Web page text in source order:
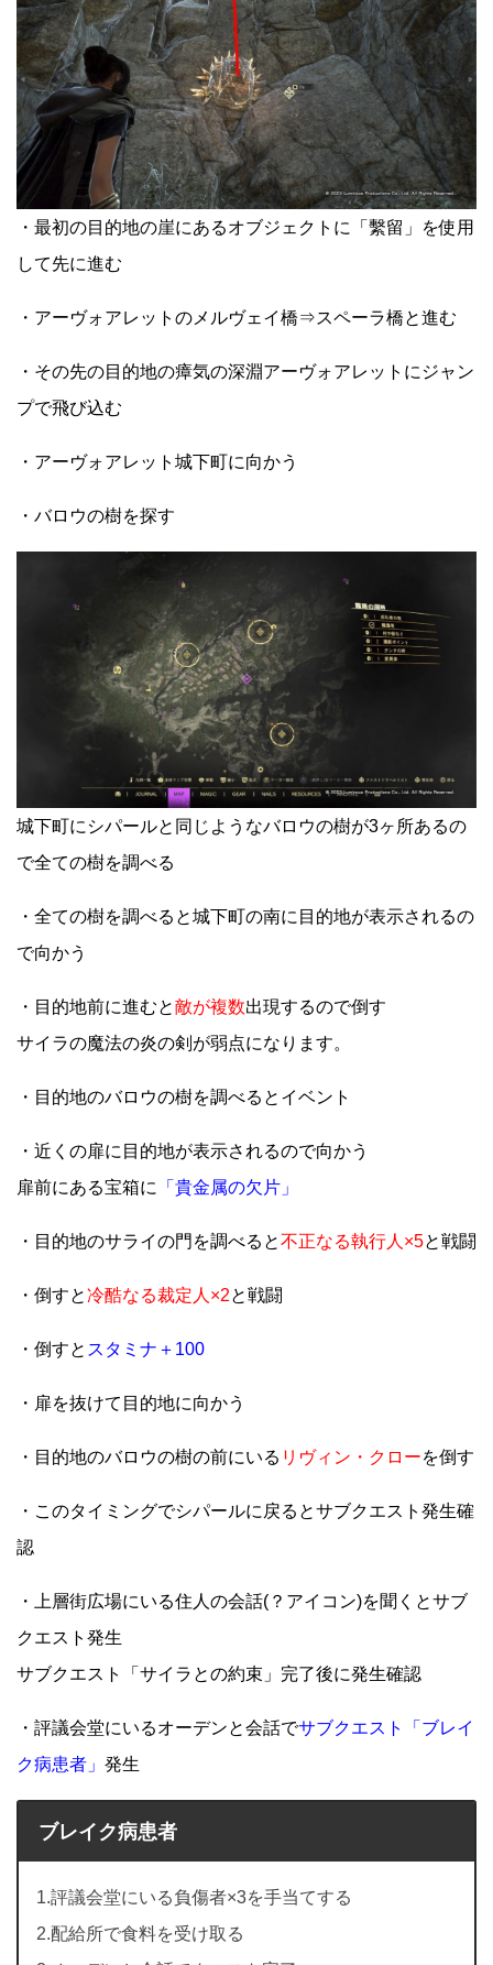
・最初の目的地の崖にあるオブジェクトに「繫留」を使用
して先に進む
・アーヴォアレットのメルヴェイ橋⇒スペーラ橋と進む
・その先の目的地の瘴気の深淵アーヴォアレットにジャン
プで飛び込む
・アーヴォアレット城下町に向かう
・バロウの樹を探す
城下町にシパールと同じようなバロウの樹が3ヶ所あるの
で全ての樹を調べる
・全ての樹を調べると城下町の南に目的地が表示されるの
で向かう
・目的地前に進むと敵が複数出現するので倒す
サイラの魔法の炎の剣が弱点になります。
・目的地のバロウの樹を調べるとイベント
・近くの扉に目的地が表示されるので向かう
扉前にある宝箱に
「貴金属の欠片」
・目的地のサライの門を調べると不正なる執行人×5と戦闘
・倒すと冷酷なる裁定人×2と戦闘
・倒すと スタミナ＋100
・扉を抜けて目的地に向かう
・目的地のバロウの樹の前にいる リヴィン・クローを倒す
・このタイミングでシパールに戻るとサブクエスト発生確
認
・上層街広場にいる住人の会話(？アイコン)を聞くとサブ
クエスト発生
サブクエスト「サイラとの約束」完了後に発生確認
・評議会堂にいるオーデンと会話でサブクエスト「ブレイ
ク病患者」 発生
ブレイク病患者
1.評議会堂にいる負傷者×3を手当てする
2.配給所で食料を受け取る